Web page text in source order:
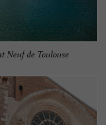
Neuf de Toulouse